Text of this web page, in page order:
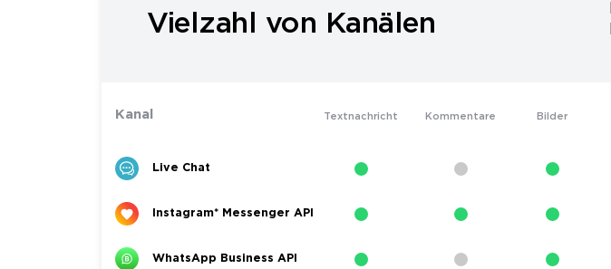
Vielzahl von Kanälen
Kanal Textnachricht Kommentare Bilder
Live Chat
Instagram* Messenger API
WhatsApp Business API